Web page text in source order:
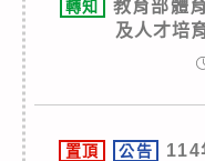
轉知
教育部體
及人才培
置頂 公告
114